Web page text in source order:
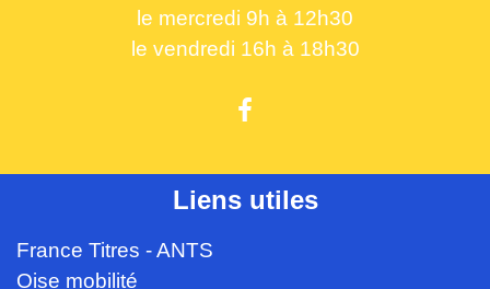
le mercredi 9h à 12h30
le vendredi 16h à 18h30
Liens utiles
France Titres - ANTS
Oise mobilité